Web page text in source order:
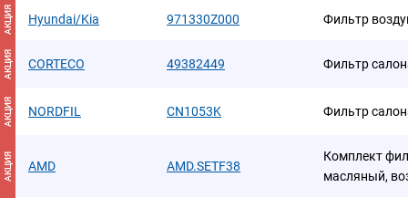
АКЦИЯ Hyundai/Kia 971330Z000 Фильтр
АКЦИЯ CORTECO 49382449 Фильтр
АКЦИЯ NORDFIL CN1053K Фильтр
АКЦИЯ AMD AMD.SETF38
Комплект
масляный,